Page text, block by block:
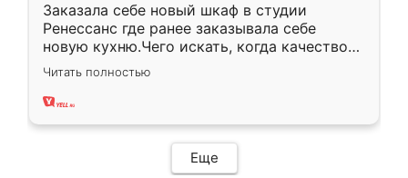
Заказала себе новый шкаф в студии
Ренессанс где ранее заказывала себе
новую кухню.Чего искать, когда качеством
вполне довольна. Служит кухня уже почти
два года, нареканий нет.
Читать полностью
Еще